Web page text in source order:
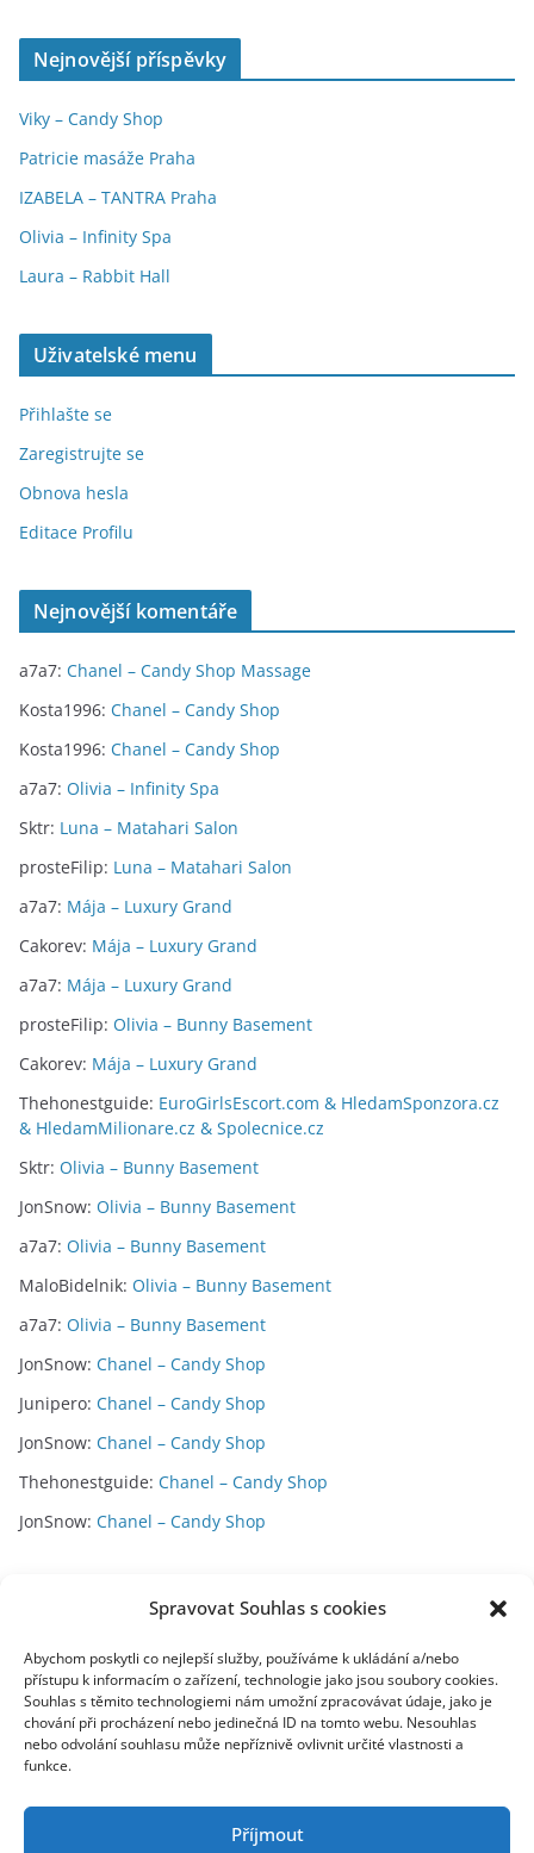
Spravovat Souhlas s cookies
Abychom poskytli co nejlepší služby, používáme k ukládání a/nebo
přístupu k informacím o zařízení, technologie jako jsou soubory cookies.
Souhlas s těmito technologiemi nám umožní zpracovávat údaje, jako je
chování při procházení nebo jedinečná ID na tomto webu. Nesouhlas
nebo odvolání souhlasu může nepříznivě ovlivnit určité vlastnosti a
funkce.
Příjmout
Nejnovější příspěvky
Viky – Candy Shop
Patricie masáže Praha
IZABELA – TANTRA Praha
Olivia – Infinity Spa
Laura – Rabbit Hall
Uživatelské menu
Přihlašte se
Zaregistrujte se
Obnova hesla
Editace Profilu
Nejnovější komentáře
a7a7: Chanel – Candy Shop Massage
Kosta1996: Chanel – Candy Shop
Kosta1996: Chanel – Candy Shop
a7a7: Olivia – Infinity Spa
Sktr: Luna – Matahari Salon
prosteFilip: Luna – Matahari Salon
a7a7: Mája – Luxury Grand
Cakorev: Mája – Luxury Grand
a7a7: Mája – Luxury Grand
prosteFilip: Olivia – Bunny Basement
Cakorev: Mája – Luxury Grand
Thehonestguide: EuroGirlsEscort.com & HledamSponzora.cz
& HledamMilionare.cz & Spolecnice.cz
Sktr: Olivia – Bunny Basement
JonSnow: Olivia – Bunny Basement
a7a7: Olivia – Bunny Basement
MaloBidelnik: Olivia – Bunny Basement
a7a7: Olivia – Bunny Basement
JonSnow: Chanel – Candy Shop
Junipero: Chanel – Candy Shop
JonSnow: Chanel – Candy Shop
Thehonestguide: Chanel – Candy Shop
JonSnow: Chanel – Candy Shop
A
c
h toplist